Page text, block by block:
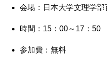
会場：日本大学文理学部
時間：15：00～17：50
参加費：無料